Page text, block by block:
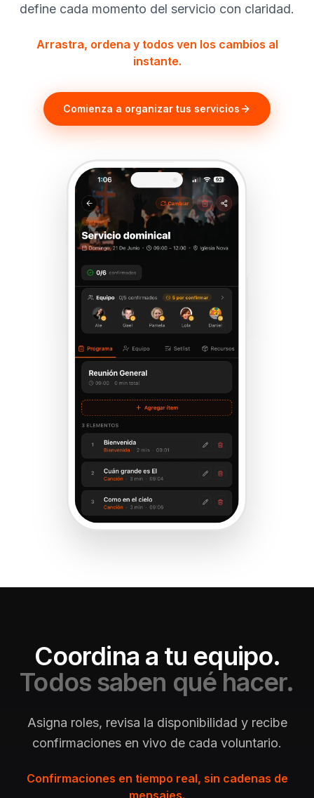
define cada momento del servicio con claridad.
Arrastra, ordena y todos ven los cambios al
instante.
Comienza a organizar tus servicios
Coordina a tu equipo.
Todos saben qué hacer.
Asigna roles, revisa la disponibilidad y recibe
confirmaciones en vivo de cada voluntario.
Confirmaciones en tiempo real, sin cadenas de